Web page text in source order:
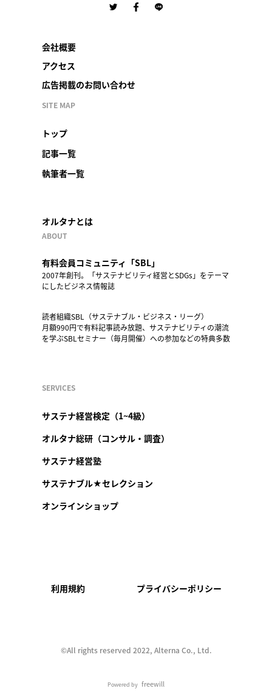
会社概要
アクセス
広告掲載のお問い合わせ
SITE MAP
トップ
記事一覧
執筆者一覧
オルタナとは
ABOUT
有料会員コミュニティ「SBL」
2007年創刊。「サステナビリティ経営とSDGs」をテーマ
にしたビジネス情報誌
読者組織SBL（サステナブル・ビジネス・リーグ）
月額990円で有料記事読み放題、サステナビリティの潮流
を学ぶSBLセミナー（毎月開催）への参加などの特典多数
SERVICES
サステナ経営検定（1~4級）
オルタナ総研（コンサル・調査）
サステナ経営塾
サステナブル★セレクション
オンラインショップ
利用規約 プライバシーポリシー
©︎All rights reserved 2022, Alterna Co., Ltd.
Powered by freewill